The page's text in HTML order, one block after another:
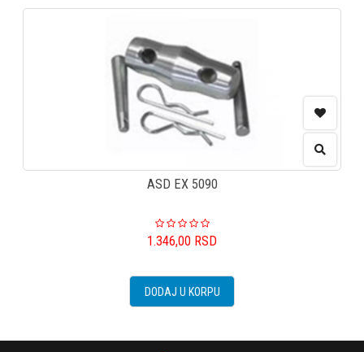
ASD EX 5090
1.346,00 RSD
DODAJ U KORPU